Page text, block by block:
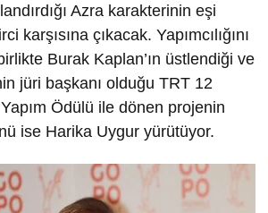
Azra karakterinin eşi
karşısına çıkacak. Yapımcılığını
Burak Kaplan’ın üstlendiği ve
jüri başkanı olduğu TRT 12
Ödülü ile dönen projenin
ise Harika Uygur yürütüyor.